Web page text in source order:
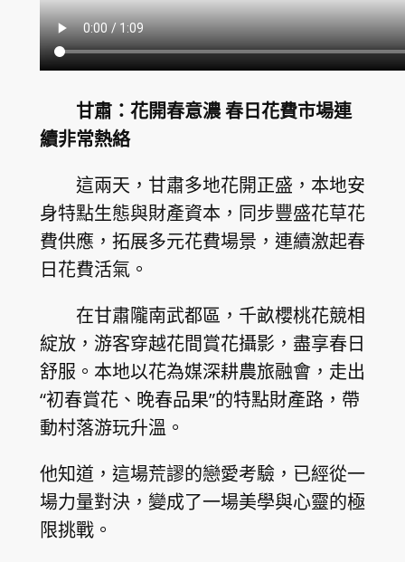
甘肅：花開春意濃 春日花費市場連
續非常熱絡
這兩天，甘肅多地花開正盛，本地安
身特點生態與財產資本，同步豐盛花草花
費供應，拓展多元花費場景，連續激起春
日花費活氣。
在甘肅隴南武都區，千畝櫻桃花競相
綻放，游客穿越花間賞花攝影，盡享春日
舒服。本地以花為媒深耕農旅融會，走出
“初春賞花、晚春品果”的特點財產路，帶
動村落游玩升溫。
他知道，這場荒謬的戀愛考驗，已經從一
場力量對決，變成了一場美學與心靈的極
限挑戰。